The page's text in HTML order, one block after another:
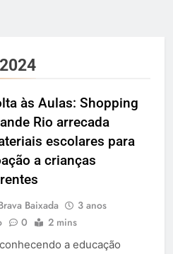
às Aulas: Shopping
Rio arrecada
escolares para
a crianças
Baixada
3 anos
0 2 mins
a educação